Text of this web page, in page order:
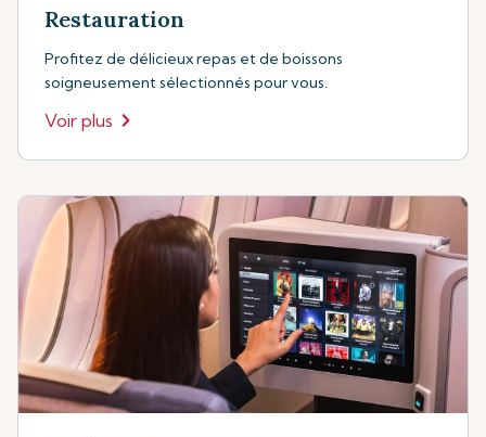
Restauration
Profitez de délicieux repas et de boissons
soigneusement sélectionnés pour vous.
Voir plus